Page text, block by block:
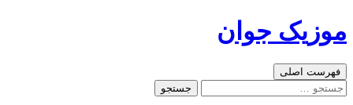
به
موزیک جوان
جست‌وجو
فهرست اصلی
جستجو